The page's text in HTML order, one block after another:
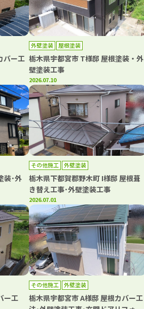
バー工
外壁塗装 屋根塗装
栃木県宇都宮市 T様邸 屋根塗装・外
壁塗装工事
2026.07.10
装･外
その他施工 外壁塗装
栃木県下都賀郡野木町 I様邸 屋根葺
き替え工事･外壁塗装工事
2026.07.01
ー工
その他施工 外壁塗装
栃木県宇都宮市 A様邸 屋根カバー工